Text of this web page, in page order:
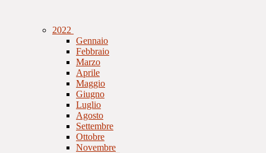
2022
Gennaio
Febbraio
Marzo
Aprile
Maggio
Giugno
Luglio
Agosto
Settembre
Ottobre
Novembre